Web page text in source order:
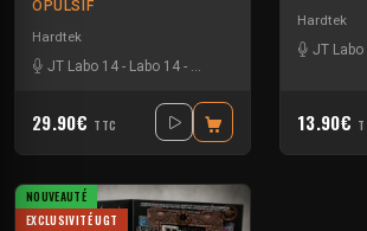
OPULSIF
Hardtek
JT Labo 14 - Labo 14 -
29.90€ TTC
Hardtek
JT Labo
13.90€
NOUVEAUTÉ
EXCLUSIVITÉ UGT